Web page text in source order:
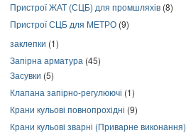
Пристрої ЖАТ (СЦБ) для промшляхів (8)
Пристрої СЦБ для МЕТРО (9)
заклепки (1)
Запірна арматура (45)
Засувки (5)
Клапана запірно-регулюючі (1)
Крани кульові повнопрохідні (9)
Крани кульові зварні (Приварне виконання)